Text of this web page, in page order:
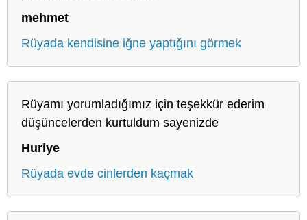
mehmet
Rüyada kendisine iğne yaptığını görmek
Rüyamı yorumladığımız için teşekkür ederim
düşüncelerden kurtuldum sayenizde
Huriye
Rüyada evde cinlerden kaçmak